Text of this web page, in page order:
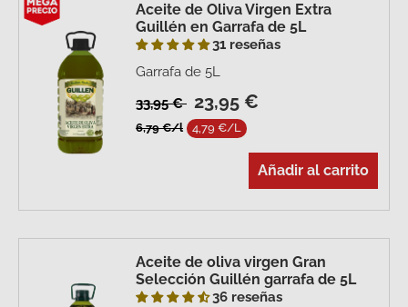
Aceite de Oliva Virgen Extra
Guillén en Garrafa de 5L
31 reseñas
Garrafa de 5L
33,95 € 23,95 €
6,79 €/l 4,79 €/L
Añadir al carrito
Aceite de oliva virgen Gran
Selección Guillén garrafa de 5L
36 reseñas